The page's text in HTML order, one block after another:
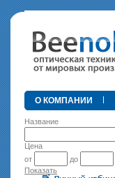
•
О КОМПАНИИ
Название
Цена
от
до
Показать